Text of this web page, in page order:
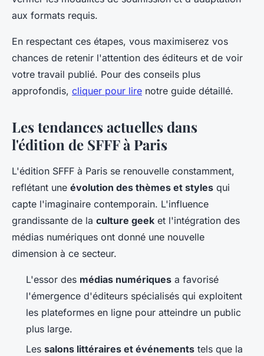
aux formats requis.
En respectant ces étapes, vous maximiserez vos
chances de retenir l'attention des éditeurs et de voir
votre travail publié. Pour des conseils plus
approfondis, cliquer pour lire notre guide détaillé.
Les tendances actuelles dans
l'édition de SFFF à Paris
L'édition SFFF à Paris se renouvelle constamment,
reflétant une évolution des thèmes et styles qui
capte l'imaginaire contemporain. L'influence
grandissante de la culture geek et l'intégration des
médias numériques ont donné une nouvelle
dimension à ce secteur.
L'essor des médias numériques a favorisé
l'émergence d'éditeurs spécialisés qui exploitent
les plateformes en ligne pour atteindre un public
plus large.
Les salons littéraires et événements tels que la